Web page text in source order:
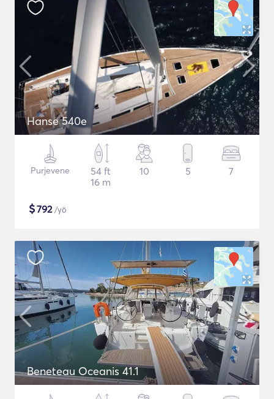
Hanse 540e
Purjevene
54 ft
16 m
10 5 7
$792/yö
Beneteau Oceanis 41.1